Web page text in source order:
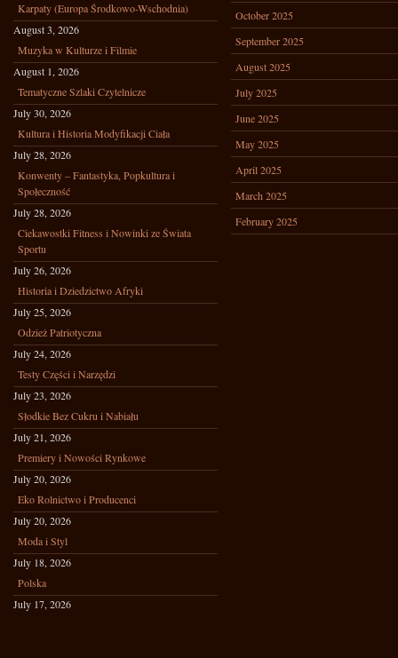
Karpaty (Europa Środkowo-Wschodnia)
August 3, 2026
Muzyka w Kulturze i Filmie
August 1, 2026
Tematyczne Szlaki Czytelnicze
July 30, 2026
Kultura i Historia Modyfikacji Ciała
July 28, 2026
Konwenty – Fantastyka, Popkultura i
Społeczność
July 28, 2026
Ciekawostki Fitness i Nowinki ze Świata
Sportu
July 26, 2026
Historia i Dziedzictwo Afryki
July 25, 2026
Odzież Patriotyczna
July 24, 2026
Testy Części i Narzędzi
July 23, 2026
Słodkie Bez Cukru i Nabiału
July 21, 2026
Premiery i Nowości Rynkowe
July 20, 2026
Eko Rolnictwo i Producenci
July 20, 2026
Moda i Styl
July 18, 2026
Polska
July 17, 2026
October 2025
September 2025
August 2025
July 2025
June 2025
May 2025
April 2025
March 2025
February 2025